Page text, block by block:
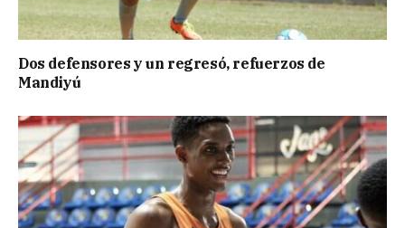
Dos defensores y un regresó, refuerzos de
Mandiyú